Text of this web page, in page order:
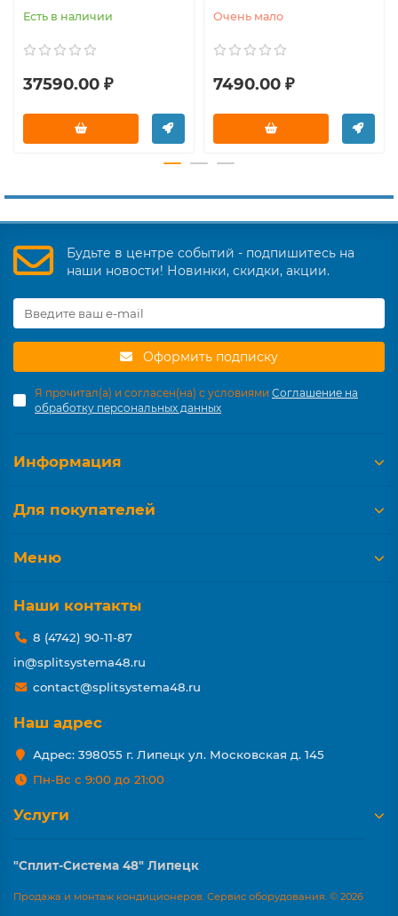
Есть в наличии
37590.00 ₽
Очень мало
7490.00 ₽
Будьте в центре событий - подпишитесь на
наши новости! Новинки, скидки, акции.
Оформить подписку
Я прочитал(а) и согласен(на) с условиями Соглашение на
обработку персональных данных
Информация
Для покупателей
Меню
Наши контакты
8 (4742) 90-11-87
in@splitsystema48.ru
contact@splitsystema48.ru
Наш адрес
Адрес: 398055 г. Липецк ул. Московская д. 145
Пн-Вс с 9:00 до 21:00
Услуги
"Сплит-Система 48" Липецк
Продажа и монтаж кондиционеров. Сервис оборудования. © 2026